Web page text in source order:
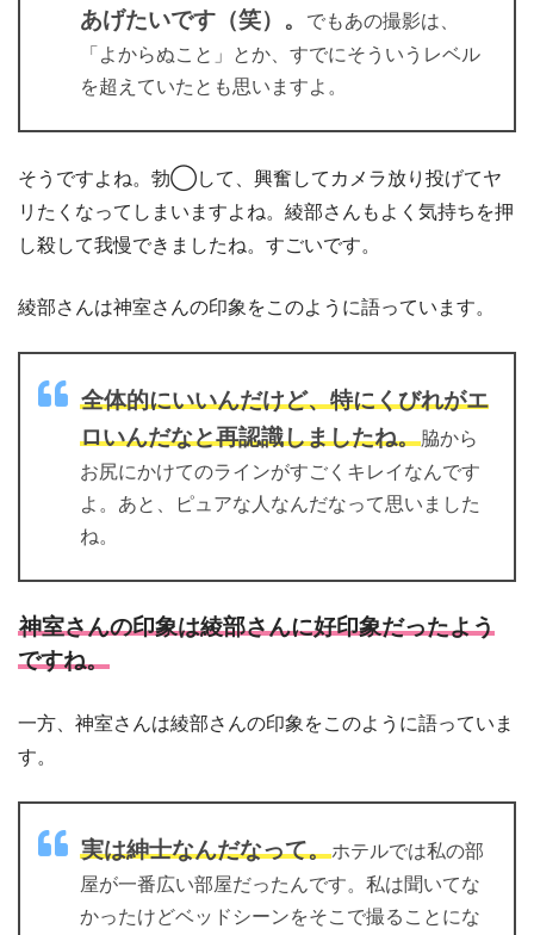
あげたいです（笑）。
でもあの撮影は、
「よからぬこと」とか、すでにそういうレベル
を超えていたとも思いますよ。
そうですよね。勃◯して、興奮してカメラ放り投げてヤ
リたくなってしまいますよね。綾部さんもよく気持ちを押
し殺して我慢できましたね。すごいです。
綾部さんは神室さんの印象をこのように語っています。
全体的にいいんだけど、特にくびれがエ
ロいんだなと再認識しましたね。脇から
お尻にかけてのラインがすごくキレイなんです
よ。あと、ピュアな人なんだなって思いました
ね。
神室さんの印象は綾部さんに好印象だったよう
ですね。
一方、神室さんは綾部さんの印象をこのように語っていま
す。
実は紳士なんだなって。ホテルでは私の部
屋が一番広い部屋だったんです。私は聞いてな
かったけどベッドシーンをそこで撮ることにな